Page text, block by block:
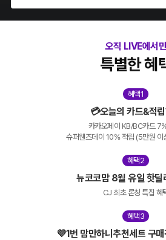
라이브톡(실시간 채팅)예고상세
오직 LIVE에서만
특별한 혜
혜택1
💳오늘의 카드&적
카카오페이 KB/BC카드
슈퍼웬즈데이 10% 적립 (5만원 이
혜택2
뉴코코맘 8월 유일 핫딜
CJ 최초 론칭 특집 혜
혜택3
💜1번 맘만하니추천세트 구